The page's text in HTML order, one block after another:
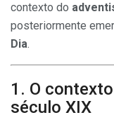
contexto do
posteriormente
Dia.
1. O
século XIX